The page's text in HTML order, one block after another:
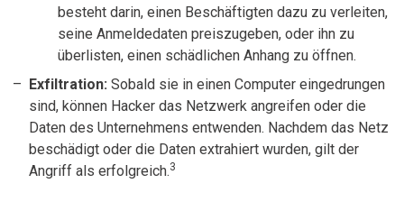
besteht darin, einen Beschäftigten dazu zu verleiten,
seine Anmeldedaten preiszugeben, oder ihn zu
überlisten, einen schädlichen Anhang zu öffnen.
Exfiltration: Sobald sie in einen Computer eingedrungen
sind, können Hacker das Netzwerk angreifen oder die
Daten des Unternehmens entwenden. Nachdem das Netz
beschädigt oder die Daten extrahiert wurden, gilt der
Angriff als erfolgreich.3